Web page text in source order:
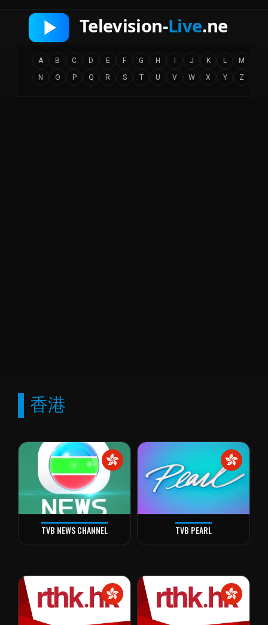
A B C D E F G H J K L
M
N
O P Q R S T U V W X Y Z
香港
TVB NEWS CHANNEL TVB PEARL